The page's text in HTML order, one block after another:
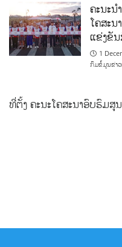
ຄະນະນ
ໂຄສະນ
ແຂ່ງຂັ
1
ກົມຂໍ້ມູນຂ່າວ
ທີ່ຕັ້ງ ຄະນະໂຄສະນາອົບຮົມສູ